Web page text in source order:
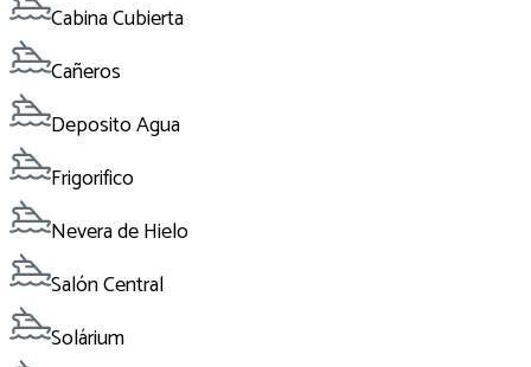
Cabina Cubierta
Cañeros
Deposito Agua
Frigorifico
Nevera de Hielo
Salón Central
Solárium